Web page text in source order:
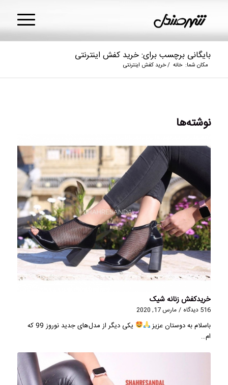
بایگانی برچسب برای: خرید کفش اینترنتی
مکان شما: خانه /خرید کفش اینترنتی
نوشته‌ها
خریدکفش زنانه شیک
516 دیدگاه / مارس 17, 2020
باسلام به دوستان عزیز
یکی دیگر از مدل‌های جدید نوروز 99 که
ام…